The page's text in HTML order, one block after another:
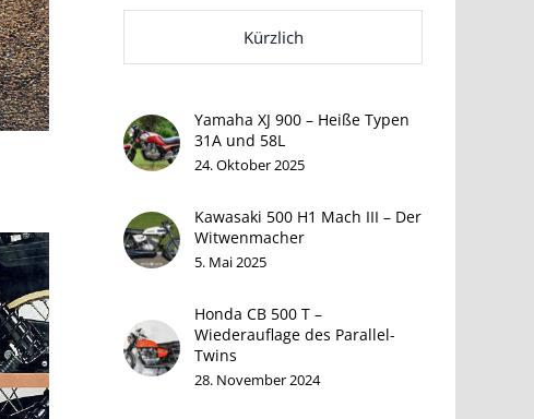
Kürzlich
Yamaha XJ 900 – Heiße Typen
31A und 58L
24. Oktober 2025
Kawasaki 500 H1 Mach III – Der
Witwenmacher
5. Mai 2025
Honda CB 500 T –
Wiederauflage des Parallel-
Twins
28. November 2024